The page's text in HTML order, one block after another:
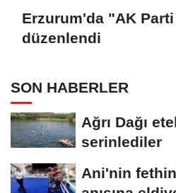
Erzurum'da "AK Parti
düzenlendi
SON HABERLER
Ağrı Dağı
serinlediler
Ani'nin